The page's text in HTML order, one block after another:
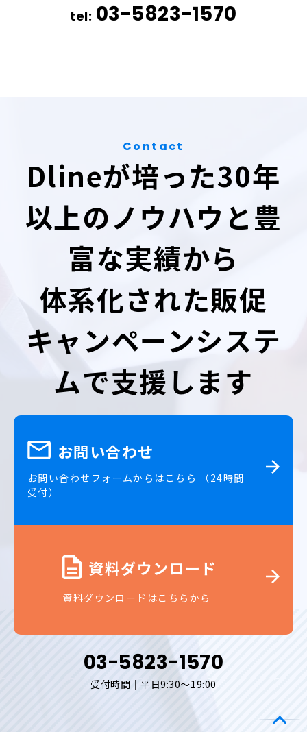
03-5823-1570
Contact
Dlineが培った30年
以上のノウハウと豊
富な実績から
体系化された販促
キャンペーンシステ
ムで支援します
お問い合わせ
お問い合わせフォームからはこちら （24時間
受付）
資料ダウンロード
資料ダウンロードはこちらから
03-5823-1570
受付時間｜平日9:30～19:00